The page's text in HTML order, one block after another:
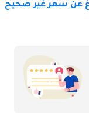
عن سعر غير صحيح